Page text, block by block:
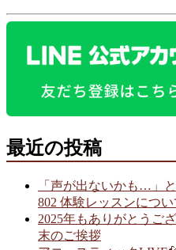
最近の投稿
「声が出ないかも…」
802 体験レッスンについ
2025年もありがとうご
末のご挨拶